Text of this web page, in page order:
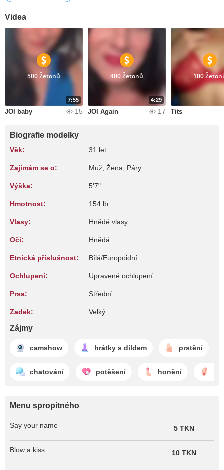
Videa
7:55
500 Žetonů
JOI baby 15
4:29
400 Žetonů
JOI Again 17
100
Tits
Biografie modelky
Věk: 31 let
Zajímám se o: Muž, Žena, Páry
Výška: 5'7"
Hmotnost: 154 lb
Vlasy: Hnědé vlasy
Oči: Hnědá
Etnická příslušnost: Bílá/Europoidní
Ochlupení: Upravené ochlupení
Prsa: Střední
Zadek: Velký
Zájmy
camshow hrátky s dildem prstění
chatování potěšení honění
Menu spropitného
Say your name 5 TKN
Blow a kiss 10 TKN